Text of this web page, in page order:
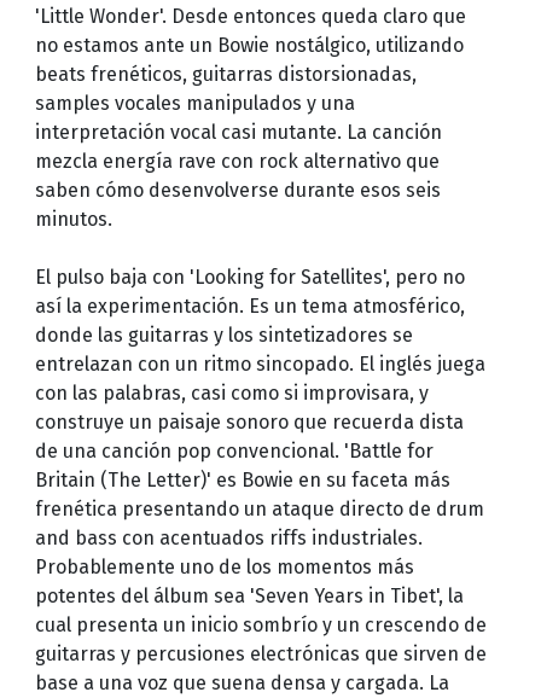
'Little Wonder'. Desde entonces queda claro que
no estamos ante un Bowie nostálgico, utilizando
beats frenéticos, guitarras distorsionadas,
samples vocales manipulados y una
interpretación vocal casi mutante. La canción
mezcla energía rave con rock alternativo que
saben cómo desenvolverse durante esos seis
minutos.
El pulso baja con 'Looking for Satellites', pero no
así la experimentación. Es un tema atmosférico,
donde las guitarras y los sintetizadores se
entrelazan con un ritmo sincopado. El inglés juega
con las palabras, casi como si improvisara, y
construye un paisaje sonoro que recuerda dista
de una canción pop convencional. 'Battle for
Britain (The Letter)' es Bowie en su faceta más
frenética presentando un ataque directo de drum
and bass con acentuados riffs industriales.
Probablemente uno de los momentos más
potentes del álbum sea 'Seven Years in Tibet', la
cual presenta un inicio sombrío y un crescendo de
guitarras y percusiones electrónicas que sirven de
base a una voz que suena densa y cargada. La